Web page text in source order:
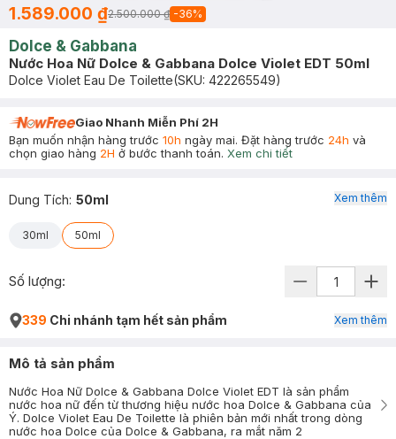
1.589.000 ₫2.500.000 ₫ -36%
Dolce & Gabbana
Nước Hoa Nữ Dolce & Gabbana Dolce Violet EDT 50ml
Dolce Violet Eau De Toilette(SKU: 422265549)
Giao Nhanh Miễn Phí 2H
Bạn muốn nhận hàng trước 10h ngày mai. Đặt hàng trước 24h và
chọn giao hàng 2H ở bước thanh toán. Xem chi tiết
Dung Tích: 50ml
30ml 50ml
Xem thêm
Số lượng:
339 Chi nhánh tạm hết sản phẩm Xem thêm
Mô tả sản phẩm
Nước Hoa Nữ Dolce & Gabbana Dolce Violet EDT là sản phẩm
nước hoa nữ đến từ thương hiệu nước hoa Dolce & Gabbana của
Ý. Dolce Violet Eau De Toilette là phiên bản mới nhất trong dòng
nước hoa Dolce của Dolce & Gabbana, ra mắt năm 2